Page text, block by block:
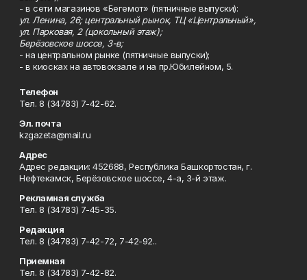
- в сети магазинов «Бегемот» (пятничные выпуски):
ул. Ленина, 26; центральный рынок, ТЦ «Центральный»,
ул. Парковая, 2 (цокольный этаж);
Берёзовское шоссе, 3-в;
- на центральном рынке (пятничные выпуски);
- в киосках на автовокзале и на пр.Юбилейном, 5.
Телефон
Тел. 8 (34783) 7-42-62.
Эл. почта
kzgazeta@mail.ru
Адрес
Адрес редакции: 452688, Республика Башкортостан, г.
Нефтекамск, Берёзовское шоссе, 4-а, 3-й этаж.
Рекламная служба
Тел. 8 (34783) 7-45-35.
Редакция
Тел. 8 (34783) 7-42-72, 7-42-92..
Приемная
Тел. 8 (34783) 7-42-82.